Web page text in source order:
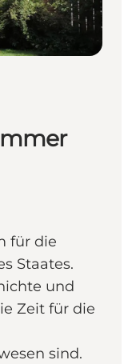
für die
Staates.
und
Zeit für die
sind.